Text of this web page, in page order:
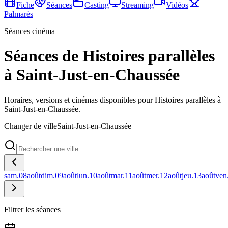
Fiche
Séances Casting Streaming
Vidéos
Palmarès
Séances cinéma
Séances de Histoires parallèles
à Saint-Just-en-Chaussée
Horaires, versions et cinémas disponibles pour Histoires parallèles à
Saint-Just-en-Chaussée.
Changer de villeSaint-Just-en-Chaussée
sam.08aoûtdim.09aoûtlun.10aoûtmar.11aoûtmer.12aoûtjeu.13août
Filtrer les séances